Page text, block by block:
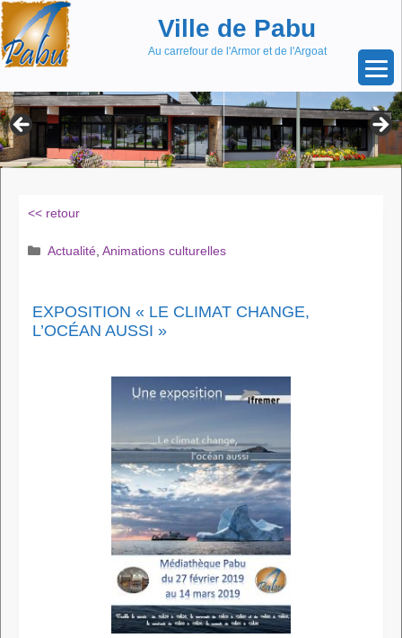
Aller
au
contenu
Skip
to
content
Ville de Pabu
Au carrefour de l'Armor et de l'Argoat
<< retour
Catégories
Actualité, Animations culturelles
EXPOSITION « LE CLIMAT CHANGE,
L’OCÉAN AUSSI »